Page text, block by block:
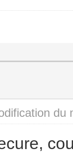
du